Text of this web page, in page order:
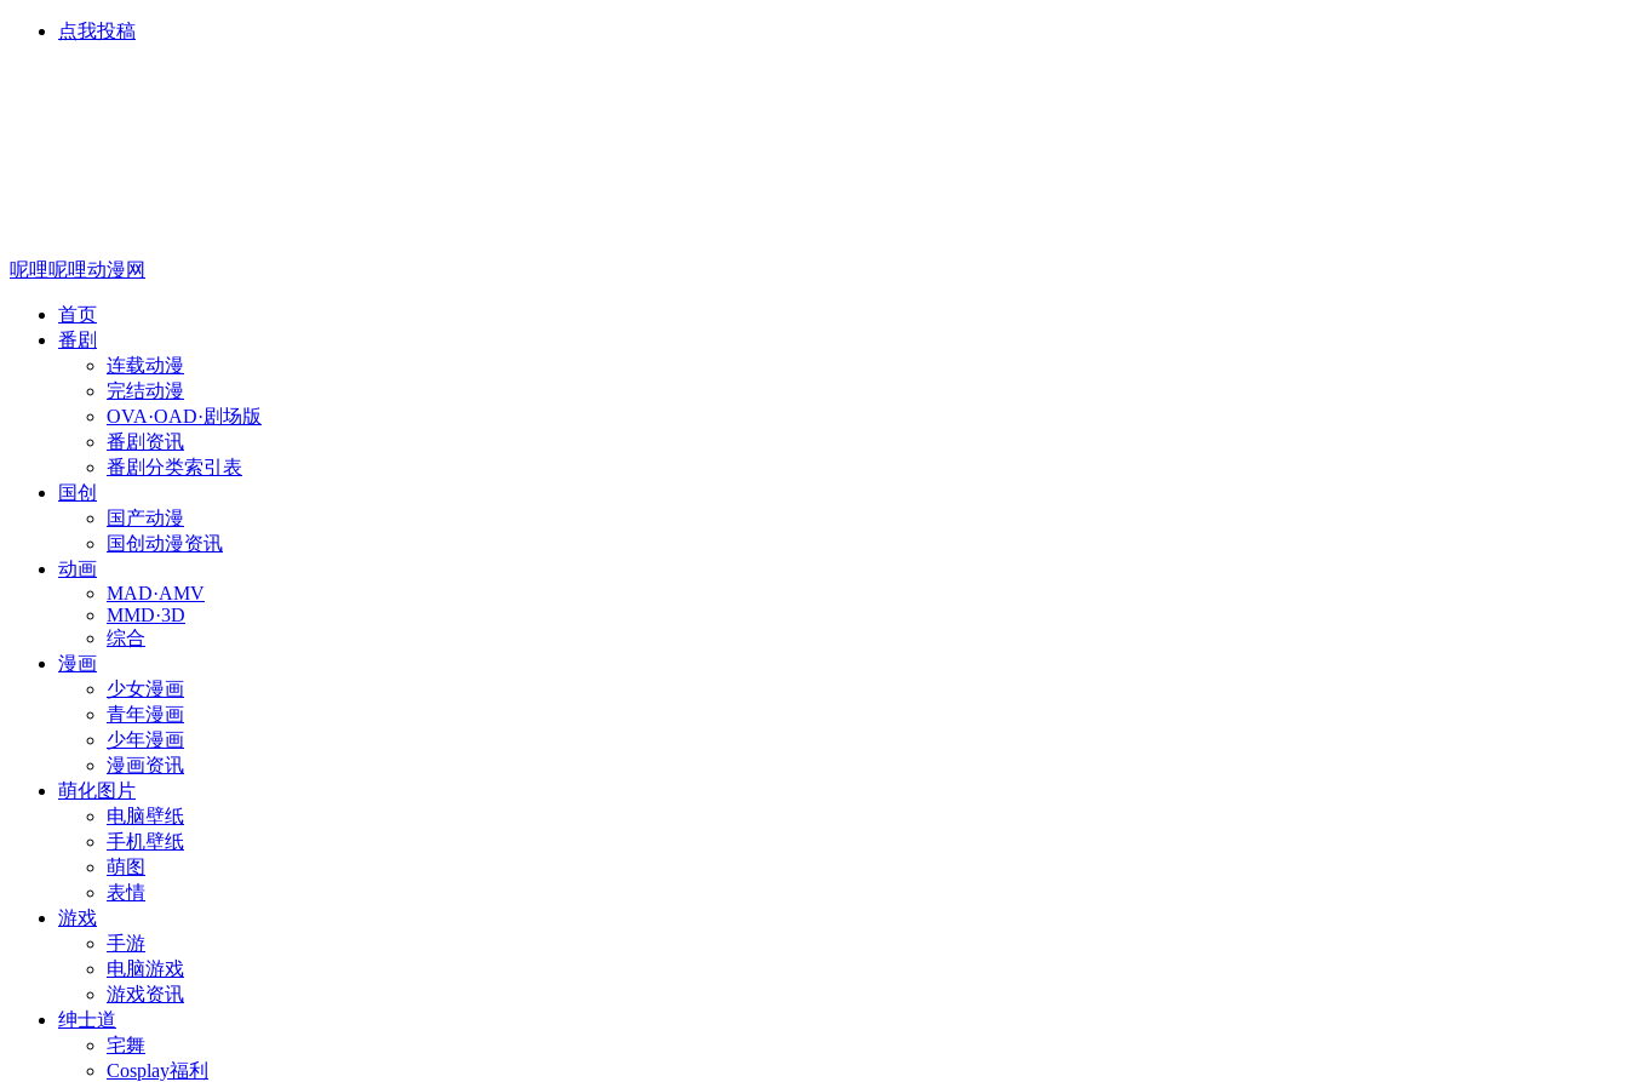
点我投稿
呢哩呢哩动漫网
首页
番剧
连载动漫
完结动漫
OVA·OAD·剧场版
番剧资讯
番剧分类索引表
国创
国产动漫
国创动漫资讯
动画
MAD·AMV
MMD·3D
综合
漫画
少女漫画
青年漫画
少年漫画
漫画资讯
萌化图片
电脑壁纸
手机壁纸
萌图
表情
游戏
手游
电脑游戏
游戏资讯
绅士道
宅舞
Cosplay福利